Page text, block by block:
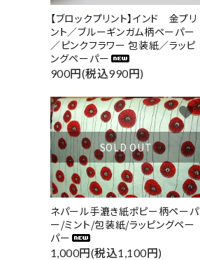
【ブロックプリント】インド 金プリ
ント／ブルーギンガム柄ペーパー
／ピンクフラワー 包装紙／ラッピ
ングペーパー
900円(税込990円)
SOLD OUT
ネパール手漉き紙ポピー柄ペーパ
ー/ミント/包装紙/ラッピングペー
パー
1,000円(税込1,100円)
favorite